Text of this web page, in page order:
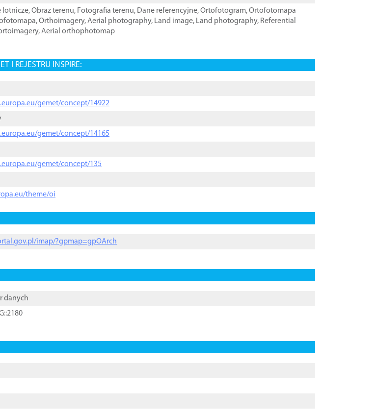
lotnicze,Obraz terenu, Fotografia terenu, Dane referencyjne,Ortofotogram,Ortofotomapa
,Orthoimagery,Aerial photography, Land image, Land photography, Referential
,Aerial orthophotomap
I REJESTRU INSPIRE:
gemet/concept/14922
gemet/concept/14165
gemet/concept/135
theme/oi
imap/?gpmap=gpOArch
danych